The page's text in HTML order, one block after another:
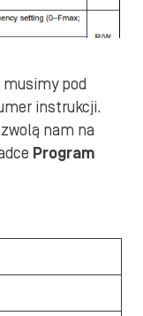
pod
instrukcji.
nam na
Program